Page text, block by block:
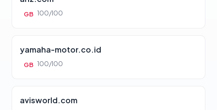
GB 100/100
yamaha-motor.co.id
GB 100/100
avisworld.com